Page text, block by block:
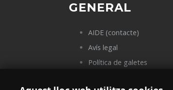
GENERAL
AIDE (contacte)
Avís legal
Política de galetes